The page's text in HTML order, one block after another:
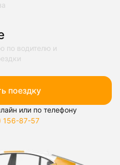
по водителю и
поездку
или по телефону
156-87-57